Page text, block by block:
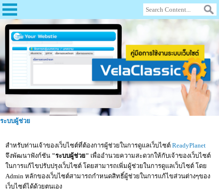
ระบบผู้ช่วย
สำหรับท่านเจ้าของเว็บไซต์ที่ต้องการผู้ช่วยในการดูแลเว็บไซต์ReadyPlanet
จึงพัฒนาฟังก์ชัน "ระบบผู้ช่วย" เพื่ออำนวยความสะดวกให้กับเจ้าของเว็บไซต์
ในการแก้ไขปรับปรุงเว็บไซต์ โดยสามารถเพิ่มผู้ช่วยในการดูแลเว็บไซต์ โดย
Admin หลักของเว็บไซต์สามารถกำหนดสิทธิ์ผู้ช่วยในการแก้ไขส่วนต่างๆของ
เว็บไซต์ได้ด้วยตนเอง